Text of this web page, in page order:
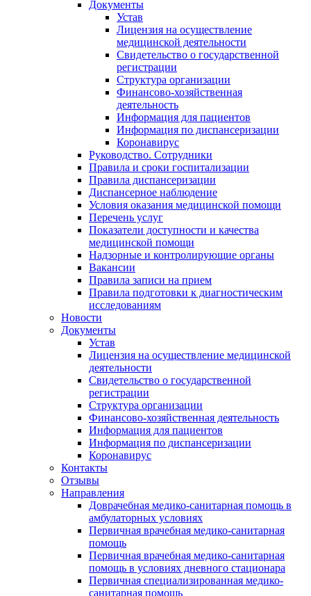
Документы
Устав
Лицензия на осуществление
медицинской деятельности
Свидетельство о государственной
регистрации
Структура организации
Финансово-хозяйственная
деятельность
Информация для пациентов
Информация по диспансеризации
Коронавирус
Руководство. Сотрудники
Правила и сроки госпитализации
Правила диспансеризации
Диспансерное наблюдение
Условия оказания медицинской помощи
Перечень услуг
Показатели доступности и качества
медицинской помощи
Надзорные и контролирующие органы
Вакансии
Правила записи на прием
Правила подготовки к диагностическим
исследованиям
Новости
Документы
Устав
Лицензия на осуществление медицинской
деятельности
Свидетельство о государственной
регистрации
Структура организации
Финансово-хозяйственная деятельность
Информация для пациентов
Информация по диспансеризации
Коронавирус
Контакты
Отзывы
Направления
Доврачебная медико-санитарная помощь в
амбулаторных условиях
Первичная врачебная медико-санитарная
помощь
Первичная врачебная медико-санитарная
помощь в условиях дневного стационара
Первичная специализированная медико-
санитарная помощь